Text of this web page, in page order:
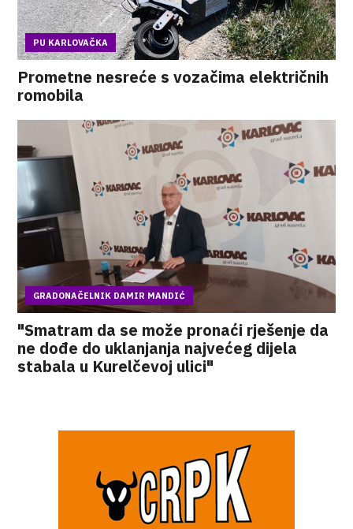
PU KARLOVAČKA
Prometne nesreće s vozačima električnih
romobila
GRADONAČELNIK DAMIR MANDIĆ
"Smatram da se može pronaći rješenje da
ne dođe do uklanjanja najvećeg dijela
stabala u Kurelčevoj ulici"